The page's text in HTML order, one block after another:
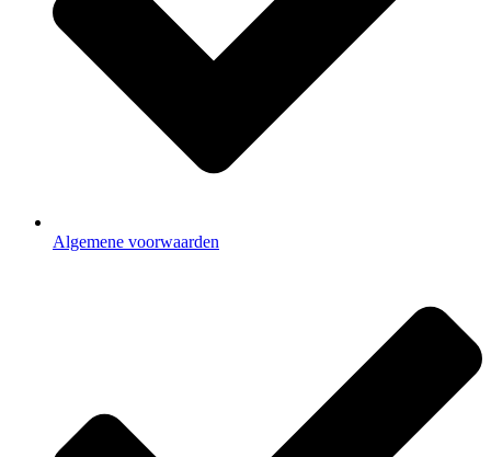
Algemene voorwaarden